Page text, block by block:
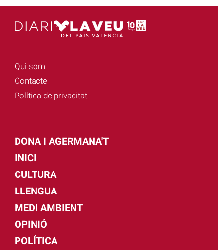
Qui som
Contacte
Política de privacitat
DONA I AGERMANA'T
INICI
CULTURA
LLENGUA
MEDI AMBIENT
OPINIÓ
POLÍTICA